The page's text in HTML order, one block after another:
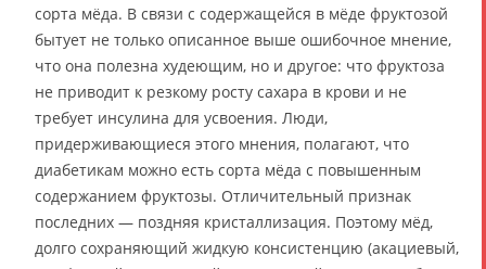
сорта мёда. В связи с содержащейся в мёде фруктозой
бытует не только описанное выше ошибочное мнение,
что она полезна худеющим, но и другое: что фруктоза
не приводит к резкому росту сахара в крови и не
требует инсулина для усвоения. Люди,
придерживающиеся этого мнения, полагают, что
диабетикам можно есть сорта мёда с повышенным
содержанием фруктозы. Отличительный признак
последних — поздняя кристаллизация. Поэтому мёд,
долго сохраняющий жидкую консистенцию (акациевый,